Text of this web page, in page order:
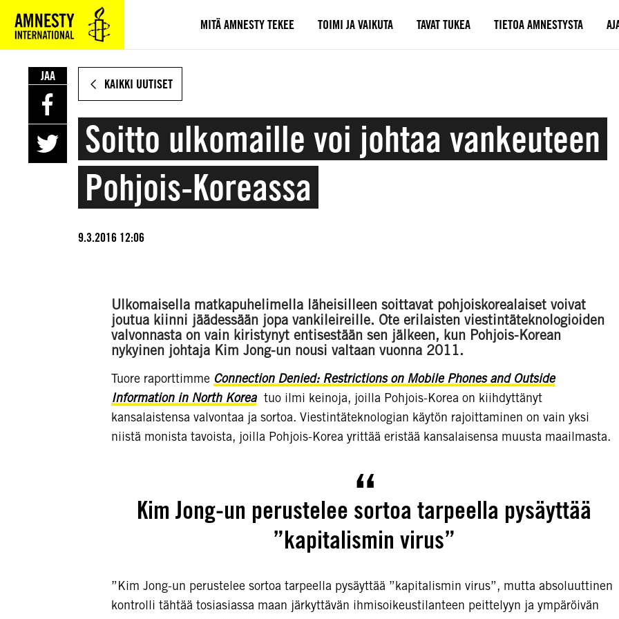
VARSINAISEEN
SISÄLTÖÖN
MITÄ AMNESTY TEKEE TOIMI JA VAIKUTA TAVAT TUKEA TIETOA AMNESTYSTA
KAIKKI UUTISET
Soitto ulkomaille voi johtaa vankeuteen
Pohjois-Koreassa
9.3.2016 12:06
Ulkomaisella matkapuhelimella läheisilleen soittavat pohjoiskorealaiset voivat
joutua kiinni jäädessään jopa vankileireille. Ote erilaisten viestintäteknologioiden
valvonnasta on vain kiristynyt entisestään sen jälkeen, kun Pohjois-Korean
nykyinen johtaja Kim Jong-un nousi valtaan vuonna 2011.
Tuore raporttimme Connection Denied: Restrictions on Mobile Phones and Outside
Information in North Korea tuo ilmi keinoja, joilla Pohjois-Korea on kiihdyttänyt
kansalaistensa valvontaa ja sortoa. Viestintäteknologian käytön rajoittaminen on vain yksi
niistä monista tavoista, joilla Pohjois-Korea yrittää eristää kansalaisensa muusta maailmasta.
Kim Jong-un perustelee sortoa tarpeella pysäyttää
”kapitalismin virus”
”Kim Jong-un perustelee sortoa tarpeella pysäyttää ”kapitalismin virus”, mutta absoluuttinen
kontrolli tähtää tosiasiassa maan järkyttävän ihmisoikeustilanteen peittelyyn ja ympäröivän
JAA